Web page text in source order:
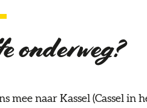
onderweg?
naar Kassel (Cassel in